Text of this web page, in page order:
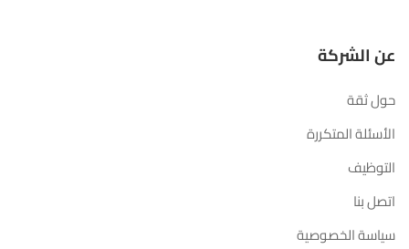
عن الشركة
حول ثقة
الأسئلة المتكررة
التوظيف
اتصل بنا
سياسة الخصوصية